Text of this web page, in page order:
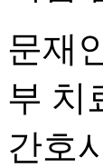
문재
부 치
간호